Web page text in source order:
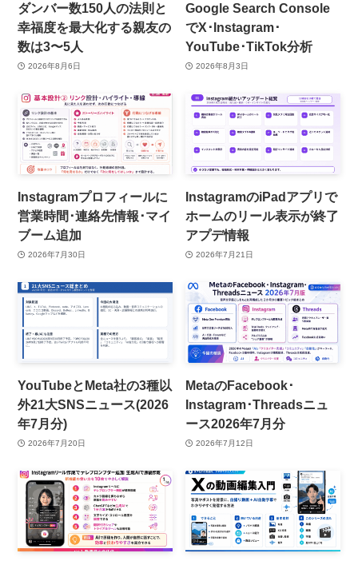
ダンバー数150人の法則と
幸福度を最大化する親友の
数は3〜5人
2026年8月6日
Google Search Console
でX･Instagram･
YouTube･TikTok分析
2026年8月3日
Instagramプロフィールに
営業時間･連絡先情報･マイ
ブーム追加
2026年7月30日
InstagramのiPadアプリで
ホームのリール表示が終了
アプデ情報
2026年7月21日
YouTubeとMeta社の3種以
外21大SNSニュース(2026
年7月分)
2026年7月20日
MetaのFacebook･
Instagram･Threadsニュ
ース2026年7月分
2026年7月12日